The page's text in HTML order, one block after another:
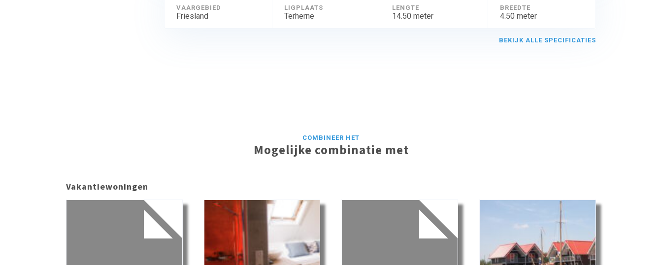
VAARGEBIED
Friesland
LIGPLAATS
Terherne
LENGTE
14.50 meter
BREEDTE
4.50 meter
BEKIJK ALLE SPECIFICATIES
COMBINEER HET
Mogelijke combinatie met
Vakantiewoningen